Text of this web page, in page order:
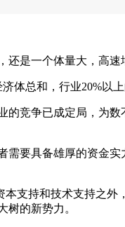
是一个体量大，高速
总和，行业20%以上
竞争已成定局，为数
要具备雄厚的资金实
持和技术支持之外
的新势力。